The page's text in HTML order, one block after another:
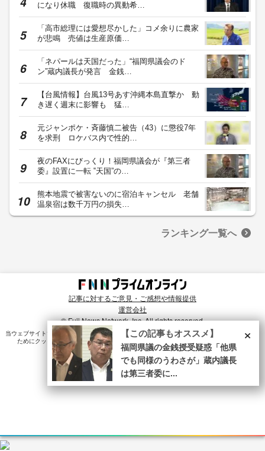
になり休職 復職時の異動希…
「高市総理には愛想尽かした」コメ余りに農家
が悲鳴 売値は生産原価…
「ネパールは天国だった」“福岡県議会のド
ン”蔵内議長が発言 金銭…
【台風情報】台風13号あす沖縄本島直撃か 動
き遅く週末に影響も 猛…
元ジャンポケ・斉藤慎二被告（43）に懲役7年
を求刑 ロケバス内で性的…
夜のFAXにびっくり！福岡県議会が『第三者
委』設置に一転 ‟天国”の…
熊本地震で被害ないのに宿泊キャンセル 老舗
温泉宿は数千万円の損失…
ランキング一覧へ
記事に対するご意見・ご感想や情報提供
運営会社
© Fuji News Network, Inc. All rights reserved.
当ウェブサイトでは、ユーザのニーズ・興味・関⼼に合致したコンテンツや広告配信を提供する
ためにクッキーを使⽤しています。詳細は、
プライバシーポリシー をご確認ください。×
【この記事もオススメ】
福岡県議の金銭授受疑惑「他県
でも同様のうわさが」蔵内議長
は第三者委に...